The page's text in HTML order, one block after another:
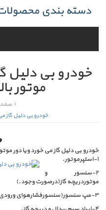
دسته بندی
خودرو بی دلیل
موتور
خودرو بی دلیل گاز
خودرو بی دلیل گاز می خورد ویا دور
۱-استپرموتور.
۲-سنسور و
موتوردریچه گاز(درصورت وجود.)
۳-مپ سنسور(سنسورفشارهوای ورودی).